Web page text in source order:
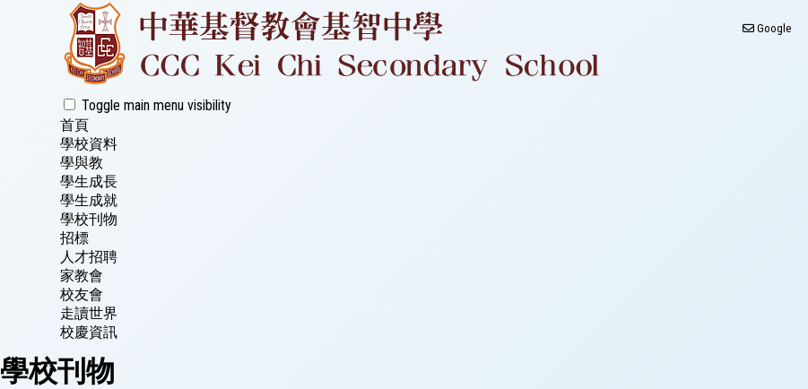
Google
Toggle main menu visibility
首頁
學校資料
學與教
學生成長
學生成就
學校刊物
招標
人才招聘
家教會
校友會
走讀世界
校慶資訊
學校刊物